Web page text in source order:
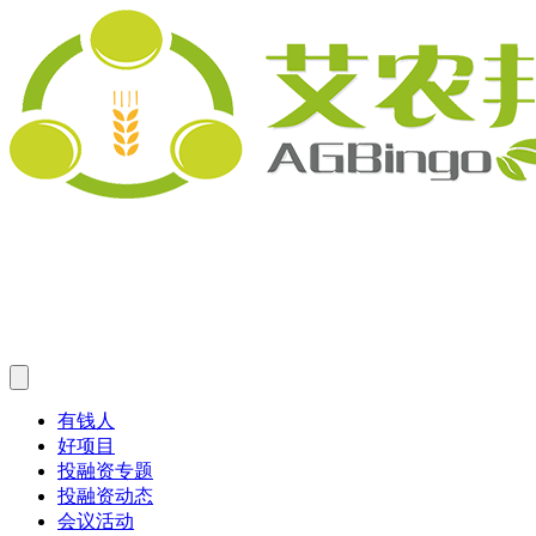
有钱人
好项目
投融资专题
投融资动态
会议活动